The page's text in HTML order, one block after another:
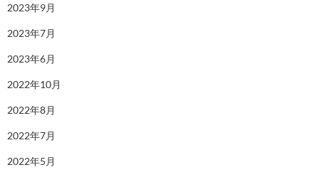
2023年9月
2023年7月
2023年6月
2022年10月
2022年8月
2022年7月
2022年5月